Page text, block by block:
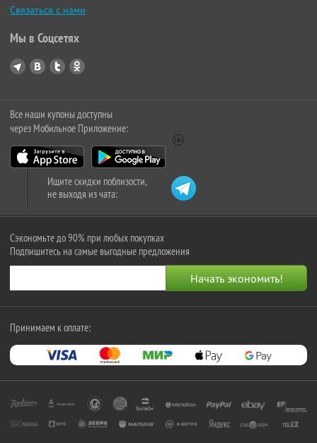
Связаться с нами
Мы в Соцсетях
Все наши купоны доступны
через Мобильное Приложение:
Ищите скидки поблизости,
не выходя из чата:
Сэкономьте до 90% при любых покупках
Подпишитесь на самые выгодные предложения
Принимаем к оплате: